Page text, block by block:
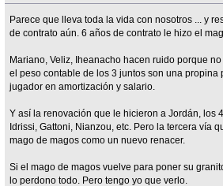
Parece que lleva toda la vida con nosotros ... y
de contrato aún. 6 años de contrato le hizo el
Mariano, Veliz, Iheanacho hacen ruido porque
el peso contable de los 3 juntos son una propina
jugador en amortización y salario.
Y así la renovación que le hicieron a Jordán, los
Idrissi, Gattoni, Nianzou, etc. Pero la tercera vía
mago de magos como un nuevo renacer.
Si el mago de magos vuelve para poner su
lo perdono todo. Pero tengo yo que verlo.